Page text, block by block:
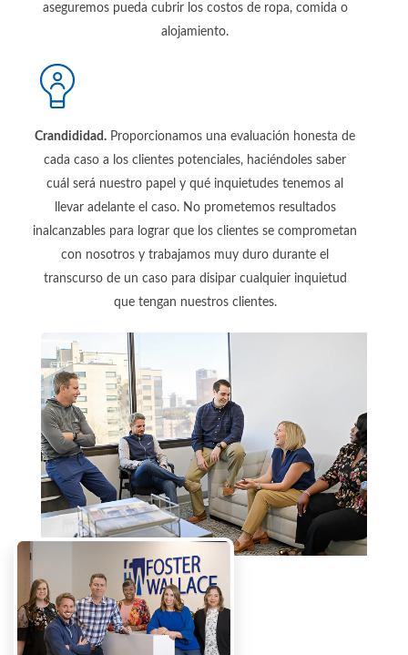
aseguremos pueda cubrir los costos de ropa, comida o
alojamiento.
Crandididad. Proporcionamos una evaluación honesta de
cada caso a los clientes potenciales, haciéndoles saber
cuál será nuestro papel y qué inquietudes tenemos al
llevar adelante el caso. No prometemos resultados
inalcanzables para lograr que los clientes se comprometan
con nosotros y trabajamos muy duro durante el
transcurso de un caso para disipar cualquier inquietud
que tengan nuestros clientes.